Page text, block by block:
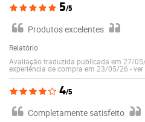
5/5
Produtos excelentes
Relatório
Avaliação traduzida publicada em 27/
experiência de compra em 23/05/26 -
4/5
Completamente satisfeito